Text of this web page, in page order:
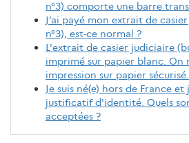
n°3) comporte une barre
J’ai payé mon extrait de
n°3), est-ce normal ?
L'extrait de casier judiciaire
imprimé sur papier blanc. On
impression sur papier
Je suis né(e) hors de France
justificatif d'identité. Quels
acceptées ?